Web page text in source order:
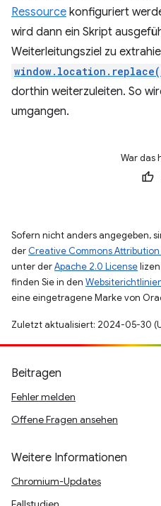
Ressource konfiguriert
wird dann ein Skript
Weiterleitungsziel zu
dorthin weiterzuleiten. So
umgangen.
War das
Sofern nicht anders angegeben,
der Creative Commons
unter derApache 2.0 License
finden Sie in den
eine eingetragene Marke von
Zuletzt aktualisiert: 2024-05-30
Beitragen
Fehler melden
Offene Fragen ansehen
Weitere Informationen
Chromium-Updates